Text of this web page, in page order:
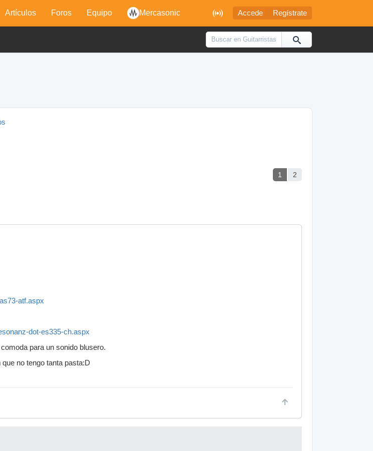
 Accede Regístrate
Artículos Foros Equipo Mercasonic
1 2
atf.aspx
dot-es335-ch.aspx
para un sonido blusero.
no tengo tanta pasta:D